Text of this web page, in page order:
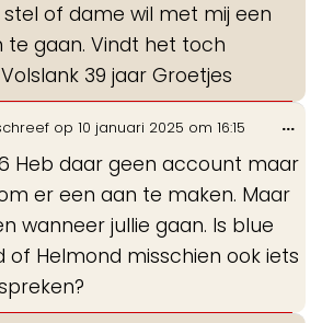
stel of dame wil met mij een
te gaan. Vindt het toch
39 jaar Groetjes
op 10 januari 2025 om 16:15
Heb daar geen account maar
er een aan te maken. Maar
wanneer jullie gaan. Is blue
of Helmond misschien ook iets
...